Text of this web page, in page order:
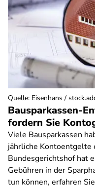
Bausparkassen-
fordern Sie
Viele Bausparkassen
jährliche
Bundesgerichtshof hat
Gebühren in der
tun können, erfahren
Quelle: Eisenhans /